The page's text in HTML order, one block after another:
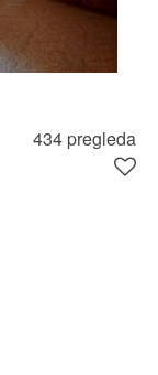
434 pregleda